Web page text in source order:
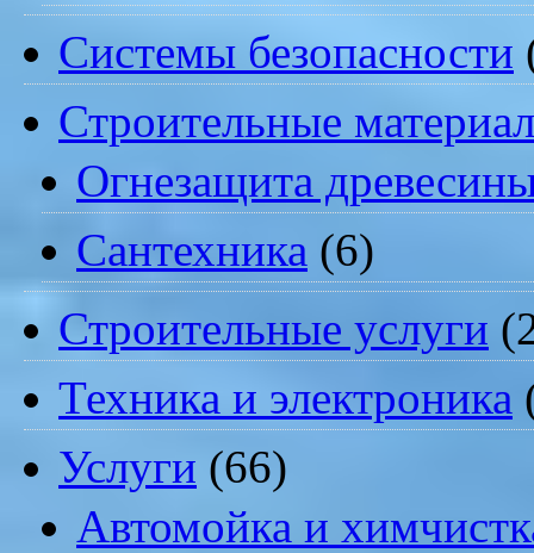
Системы безопасности
Строительные
Огнезащита
Сантехника (6)
Строительные услуги
Техника и электроника
Услуги (66)
Автомойка и